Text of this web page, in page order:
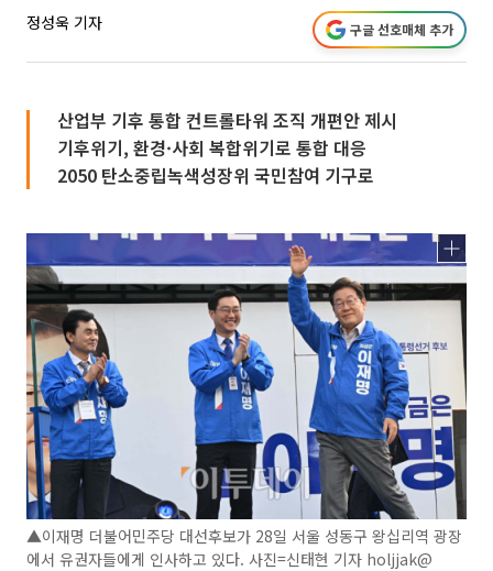
정성욱 기자 구글 선호매체 추가
산업부 기후 통합 컨트롤타워 조직 개편안 제시
기후위기, 환경·사회 복합위기로 통합 대응
2050 탄소중립녹색성장위 국민참여 기구로
▲이재명 더불어민주당 대선후보가 28일 서울 성동구 왕십리역 광장
에서 유권자들에게 인사하고 있다. 사진=신태현 기자 holjjak@